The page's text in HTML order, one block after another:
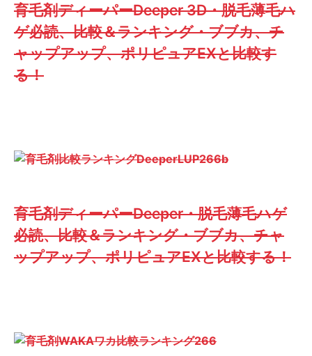
育毛剤ディーパーDeeper 3D・脱毛薄毛ハ
ゲ必読、比較＆ランキング・ブブカ、チ
ャップアップ、ポリピュアEXと比較す
る！
育毛剤ディーパーDeeper・脱毛薄毛ハゲ
必読、比較＆ランキング・ブブカ、チャ
ップアップ、ポリピュアEXと比較する！